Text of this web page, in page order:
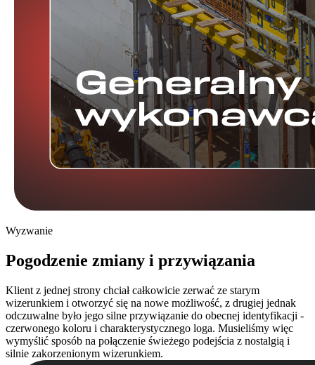
Wyzwanie
Pogodzenie zmiany i przywiązania
Klient z jednej strony chciał całkowicie zerwać ze starym
wizerunkiem i otworzyć się na nowe możliwość, z drugiej jednak
odczuwalne było jego silne przywiązanie do obecnej identyfikacji -
czerwonego koloru i charakterystycznego loga. Musieliśmy więc
wymyślić sposób na połączenie świeżego podejścia z nostalgią i
silnie zakorzenionym wizerunkiem.